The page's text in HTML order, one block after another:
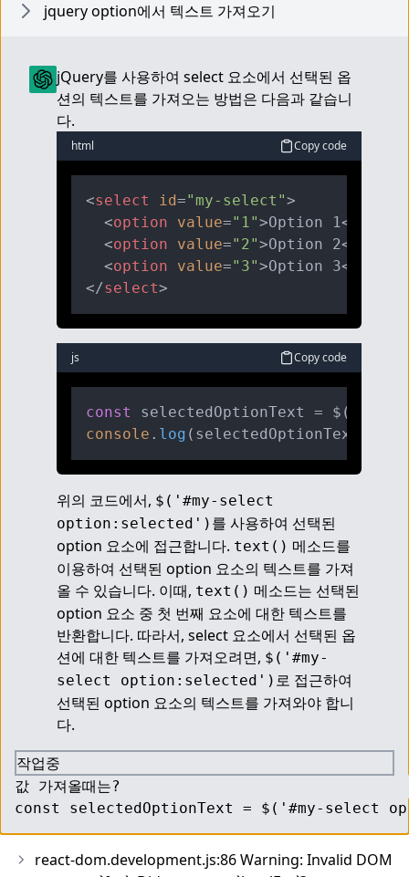
jquery option에서 텍스트 가져오기
jQuery를 사용하여 select 요소에서 선택된 옵
션의 텍스트를 가져오는 방법은 다음과 같습니
다.
html Copy code
<select id="my-select">
<option value="1">Option 1</
<option value="2">Option 2</
<option value="3">Option 3</
</select>
js Copy code
const selectedOptionText = $(
console . log (selectedOptionText);
위의 코드에서, $('#my-select
option:selected') 를 사용하여 선택된
option 요소에 접근합니다. text() 메소드를
이용하여 선택된 option 요소의 텍스트를 가져
올 수 있습니다. 이때, text() 메소드는 선택된
option 요소 중 첫 번째 요소에 대한 텍스트를
반환합니다. 따라서, select 요소에서 선택된 옵
션에 대한 텍스트를 가져오려면, $('#my-
select option:selected') 로 접근하여
선택된 option 요소의 텍스트를 가져와야 합니
다.
작업중
값 가져올때는?
const selectedOptionText = $('#my-
react-dom.development.js:86 Warning: Invalid DOM